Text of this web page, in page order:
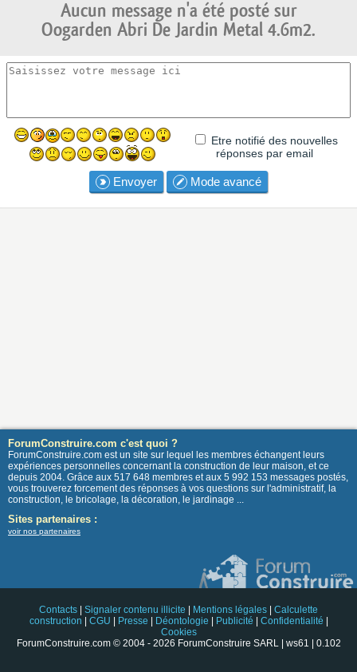
Aucun message n'a été posté sur
Oogarden Abri De Jardin Metal 4.6m2.
Etre notifié des nouvelles
réponses par email
Envoyer Mode avancé
ForumConstruire.com c'est quoi ?
ForumConstruire.com est un site sur lequel les membres échangent leurs
expériences personnelles concernant la construction de leur maison, et ce
depuis 2004. Grâce aux 517 648 membres et aux 5 992 153 messages postés,
vous trouverez forcement des réponses à vos questions sur l'administratif, la
construction, le bricolage, la décoration, le jardinage ...
Sites partenaires :
voir nos partenaires
Contacts Signaler contenu illicite Mentions légales
Calculette
construction
CGU Presse Déontologie Publicité Confidentialité
Cookies
ForumConstruire.com © 2004 - 2026 ForumConstruire SARL | ws61 | 0.102